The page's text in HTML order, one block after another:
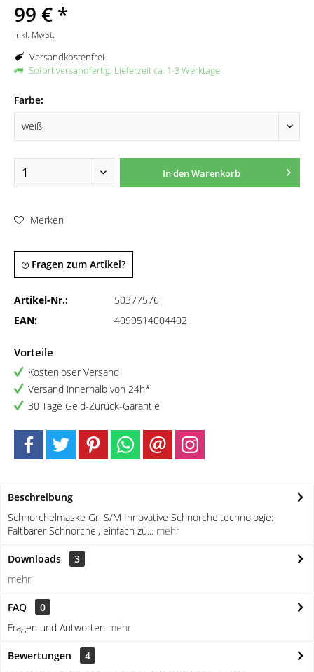
99 € *
inkl. MwSt.
Versandkostenfrei
Sofort versandfertig, Lieferzeit ca. 1-3 Werktage
Farbe:
In denWarenkorb
Merken
Fragen zum Artikel?
Artikel-Nr.:
50377576
EAN:
4099514004402
Vorteile
Kostenloser Versand
Versand innerhalb von 24h*
30 Tage Geld-Zurück-Garantie
Beschreibung
Schnorchelmaske Gr. S/M Innovative Schnorcheltechnologie:
Faltbarer Schnorchel, einfach zu... mehr
Downloads
3
mehr
FAQ
0
Fragen und Antworten mehr
Bewertungen
4